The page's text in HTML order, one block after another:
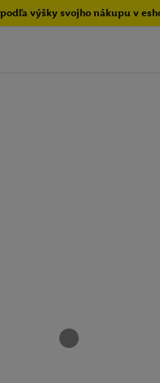
výšky svojho nákupu v